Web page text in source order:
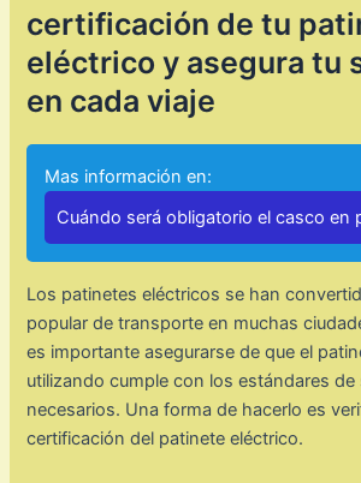
certificación de tu
eléctrico y asegura tu
en cada viaje
Mas información en:
Cuándo será obligatorio el casco en
Los patinetes eléctricos se han
popular de transporte en muchas
es importante asegurarse de que el
utilizando cumple con los estándares de
necesarios. Una forma de hacerlo es
certificación del patinete eléctrico.